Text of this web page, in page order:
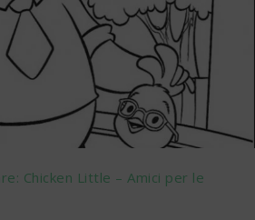
Chicken Little – Amici per le